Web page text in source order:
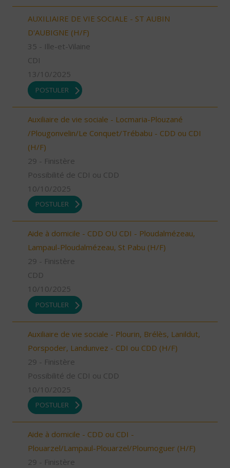
AUXILIAIRE DE VIE SOCIALE - ST AUBIN
D'AUBIGNE (H/F)
35 - Ille-et-Vilaine
CDI
13/10/2025
POSTULER
Auxiliaire de vie sociale - Locmaria-Plouzané
/Plougonvelin/Le Conquet/Trébabu - CDD ou CDI
(H/F)
29 - Finistère
Possibilité de CDI ou CDD
10/10/2025
POSTULER
Aide à domicile - CDD OU CDI - Ploudalmézeau,
Lampaul-Ploudalmézeau, St Pabu (H/F)
29 - Finistère
CDD
10/10/2025
POSTULER
Auxiliaire de vie sociale - Plourin, Brélès, Lanildut,
Porspoder, Landunvez - CDI ou CDD (H/F)
29 - Finistère
Possibilité de CDI ou CDD
10/10/2025
POSTULER
Aide à domicile - CDD ou CDI -
Plouarzel/Lampaul-Plouarzel/Ploumoguer (H/F)
29 - Finistère